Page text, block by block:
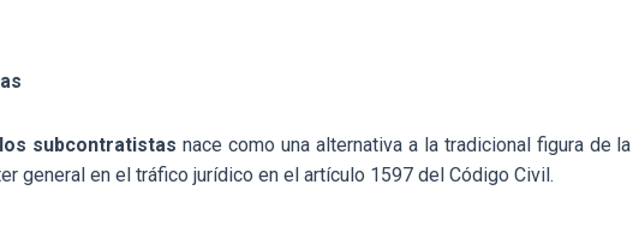
subcontratistas nace como una alternativa a la tradicional figura de la
general en el tráfico jurídico en el artículo 1597 del Código Civil.